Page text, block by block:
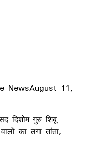
NewsAugust 11,